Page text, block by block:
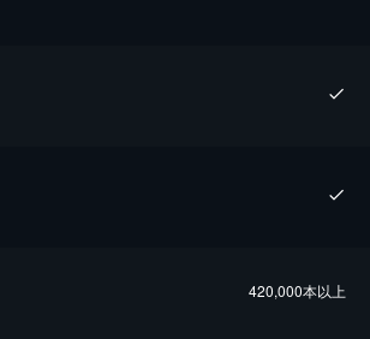
420,000本以上